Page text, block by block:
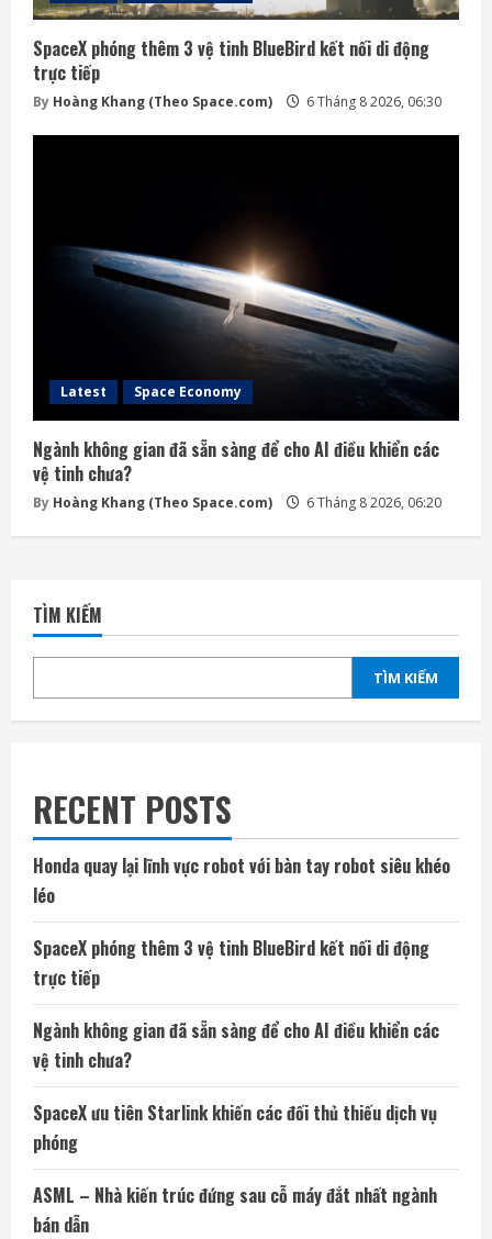
SpaceX phóng thêm 3 vệ tinh BlueBird kết nối di động
trực tiếp
By Hoàng Khang (Theo Space.com) 6 Tháng 8 2026, 06:30
Latest Space Economy
Ngành không gian đã sẵn sàng để cho AI điều khiển các
vệ tinh chưa?
By Hoàng Khang (Theo Space.com) 6 Tháng 8 2026, 06:20
TÌM KIẾM
TÌM KIẾM
RECENT POSTS
Honda quay lại lĩnh vực robot với bàn tay robot siêu khéo
léo
SpaceX phóng thêm 3 vệ tinh BlueBird kết nối di động
trực tiếp
Ngành không gian đã sẵn sàng để cho AI điều khiển các
vệ tinh chưa?
SpaceX ưu tiên Starlink khiến các đối thủ thiếu dịch vụ
phóng
ASML – Nhà kiến trúc đứng sau cỗ máy đắt nhất ngành
bán dẫn